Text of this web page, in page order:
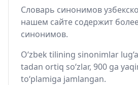
Словарь синонимов
нашем сайте содержит
синонимов.
O‘zbek tilining sinonimlar
tadan ortiq so‘zlar, 900 ga
to‘plamiga jamlangan.